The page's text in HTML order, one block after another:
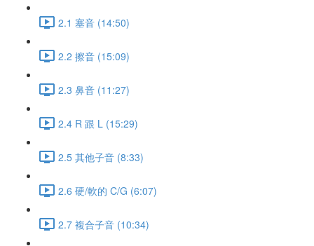
2.1 塞音 (14:50)
2.2 擦音 (15:09)
2.3 鼻音 (11:27)
2.4 R 跟 L (15:29)
2.5 其他子音 (8:33)
2.6 硬/軟的 C/G (6:07)
2.7 複合子音 (10:34)